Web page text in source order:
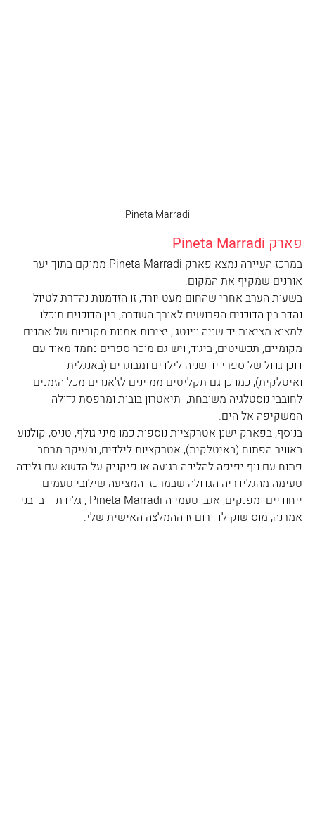
Pineta Marradi
פארק Pineta Marradi
במרכז העיירה נמצא פארק Pineta Marradi ממוקם בתוך יער
אורנים שמקיף את המקום.
בשעות הערב אחרי שהחום מעט יורד, זו הזדמנות נהדרת לטיול
נהדר בין הדוכנים הפרושים לאורך השדרה, בין הדוכנים תוכלו
למצוא מציאות יד שניה ווינטג', יצירות אמנות מקוריות של אמנים
מקומיים, תכשיטים, ביגוד, ויש גם מוכר ספרים נחמד מאוד עם
דוכן גדול של ספרי יד שניה לילדים ומבוגרים (באנגלית
ואיטלקית), כמו כן גם תקליטים ממוינים לז'אנרים מכל הזמנים
לחובבי נוסטלגיה משובחת,  תיאטרון בובות ומרפסת גדולה
המשקיפה אל הים.
בנוסף, בפארק ישנן אטרקציות נוספות כמו מיני גולף, טניס, קולנוע
באוויר הפתוח (באיטלקית), אטרקציות לילדים, ובעיקר מרחב
פתוח עם נוף יפיפה להליכה רגועה או פיקניק על הדשא עם גלידה
טעימה מהגלידריה הגדולה שבמרכזו המציעה שילובי טעמים
ייחודיים ומפנקים, אגב, טעמי ה Pineta Marradi , גלידת דובדבני
אמרנה, מוס שוקולד ורום זו ההמלצה האישית שלי.